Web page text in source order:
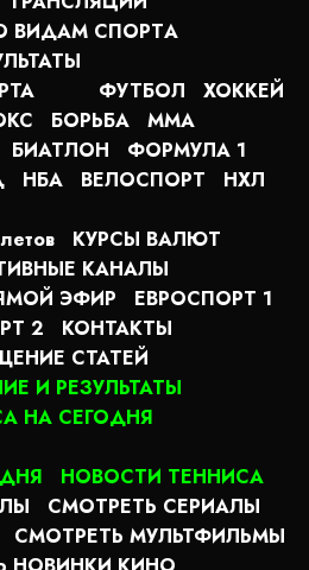
07.08.2026
ВИДАМ СПОРТA
ФУТБОЛ
ХОККЕЙ
БОРЬБА
MMA
БИАТЛОН
ФОРМУЛА 1
НБА ВЕЛОСПОРТ
НХЛ
КУРСЫ ВАЛЮТ
КАНАЛЫ
ЭФИР
ЕВРОСПОРТ 1
2
КОНТАКТЫ
СТАТЕЙ
И РЕЗУЛЬТАТЫ
НА СЕГОДНЯ
НОВОСТИ ТЕННИСА
СМОТРЕТЬ СЕРИАЛЫ
СМОТРЕТЬ МУЛЬТФИЛЬМЫ